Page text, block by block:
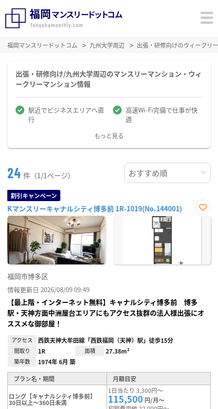
福岡マンスリードットコム 九州大学周辺 出張・研修向けのウィークリ
出張・研修向け/九州大学周辺のマンスリーマンション・ウィ
ークリーマンション情報
駅近でビジネスエリアへ直
行
高速Wi-Fi完備で仕事が快
適
もっと見る
24 件（1/1ページ）
割引キャンペーン
Kマンスリーキャナルシティ博多前 1R-1019(No.144001)
お気
福岡市博多区
情報更新日 2026/08/09 09:49
【最上階・インターネット無料】キャナルシティ博多前 博多
駅・天神方面中洲屋台エリアにもアクセス抜群の法人様出張にオ
ススメな御部屋！
アクセス 西鉄天神大牟田線「西鉄福岡（天神）駅」徒歩15分
間取り 1R 面積 27.38m²
築年数 1974年 6月 築
プラン名・期間 月額目安
ロング【キャナルシティ博多前】
30日以上～360日未満
1日当たり 3,300円～
115,500 円/月～